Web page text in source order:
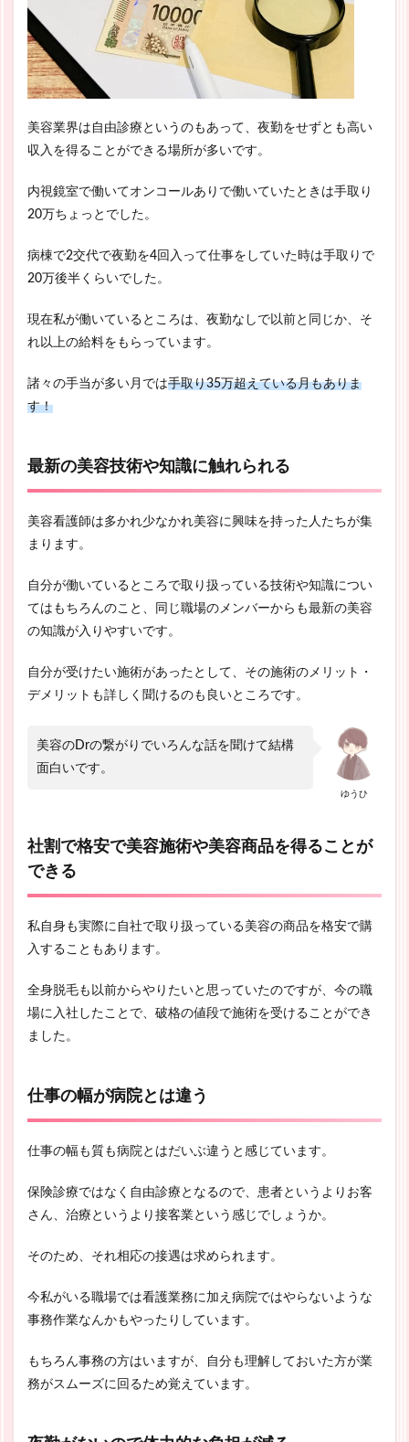
美容業界は自由診療というのもあって、夜勤をせずとも高い
収入を得ることができる場所が多いです。
内視鏡室で働いてオンコールありで働いていたときは手取り
20万ちょっとでした。
病棟で2交代で夜勤を4回入って仕事をしていた時は手取りで
20万後半くらいでした。
現在私が働いているところは、夜勤なしで以前と同じか、そ
れ以上の給料をもらっています。
諸々の手当が多い月では手取り35万超えている月もありま
す！
最新の美容技術や知識に触れられる
美容看護師は多かれ少なかれ美容に興味を持った人たちが集
まります。
自分が働いているところで取り扱っている技術や知識につい
てはもちろんのこと、同じ職場のメンバーからも最新の美容
の知識が入りやすいです。
自分が受けたい施術があったとして、その施術のメリット・
デメリットも詳しく聞けるのも良いところです。
ゆうひ
美容のDrの繋がりでいろんな話を聞けて結構
面白いです。
社割で格安で美容施術や美容商品を得ることが
できる
私自身も実際に自社で取り扱っている美容の商品を格安で購
入することもあります。
全身脱毛も以前からやりたいと思っていたのですが、今の職
場に入社したことで、破格の値段で施術を受けることができ
ました。
仕事の幅が病院とは違う
仕事の幅も質も病院とはだいぶ違うと感じています。
保険診療ではなく自由診療となるので、患者というよりお客
さん、治療というより接客業という感じでしょうか。
そのため、それ相応の接遇は求められます。
今私がいる職場では看護業務に加え病院ではやらないような
事務作業なんかもやったりしています。
もちろん事務の方はいますが、自分も理解しておいた方が業
務がスムーズに回るため覚えています。